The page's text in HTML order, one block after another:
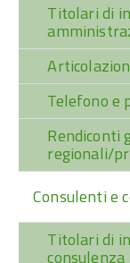
Titolari di
Telefono e
Rendiconti
regionali/
Consulenti e
Titolari di
consulenza